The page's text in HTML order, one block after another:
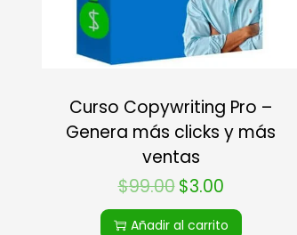
Curso Copywriting Pro –
Genera más clicks y más
ventas
$99.00 $3.00
Añadir al carrito